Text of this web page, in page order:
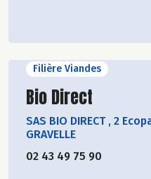
Filière Viandes
Découvrir le
Bio Direct
SAS BIO DIRECT , 2
GRAVELLE
02 43 49 75 90